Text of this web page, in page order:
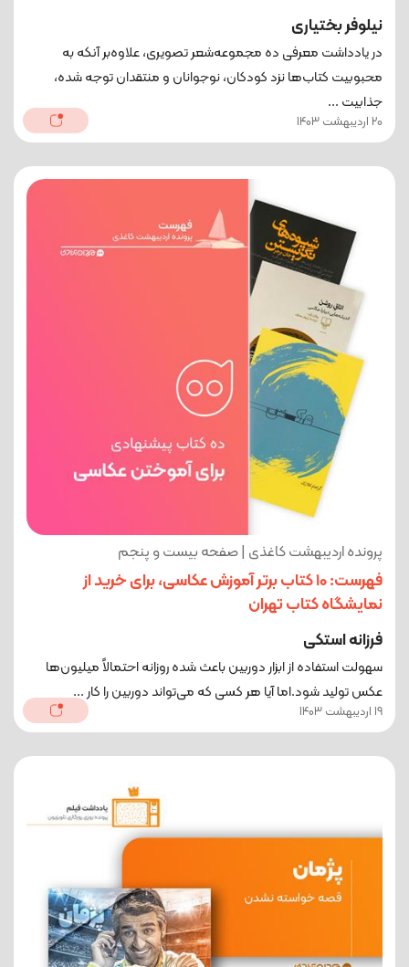
نیلوفر بختیاری
در یادداشت معرفی ده مجموعه‌شعر تصویری، علاوه‌بر آنکه به
محبوبیت کتاب‌ها نزد کودکان، نوجوانان و منتقدان توجه شده،
جذابیت ...
20 اردیبهشت 1403
پرونده اردیبهشت کاغذی | صفحه بیست و پنجم
فهرست: 10 کتاب برتر آموزش عکاسی، برای خرید از
نمایشگاه کتاب تهران
فرزانه استکی
سهولت استفاده از ابزار دوربین باعث شده روزانه احتمالاً میلیون‌ها
عکس تولید شود.اما آیا هر کسی که می‌تواند دوربین را کار ...
19 اردیبهشت 1403